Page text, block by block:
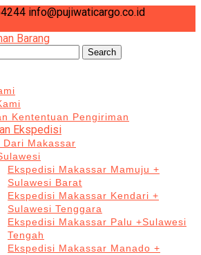
info@pujiwaticargo.co.id
Search
Kententuan Pengiriman
Ekspedisi
Dari Makassar
Ekspedisi Makassar Mamuju +
Sulawesi Barat
Ekspedisi Makassar Kendari +
Sulawesi Tenggara
Ekspedisi Makassar Palu +Sulawesi
Tengah
Ekspedisi Makassar Manado +